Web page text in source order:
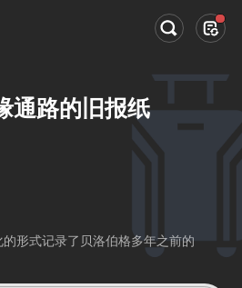
通路的旧报纸
形式记录了贝洛伯格多年之前的